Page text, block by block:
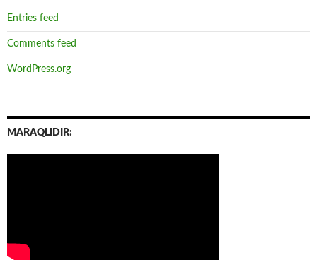
Entries feed
Comments feed
WordPress.org
MARAQLIDIR: